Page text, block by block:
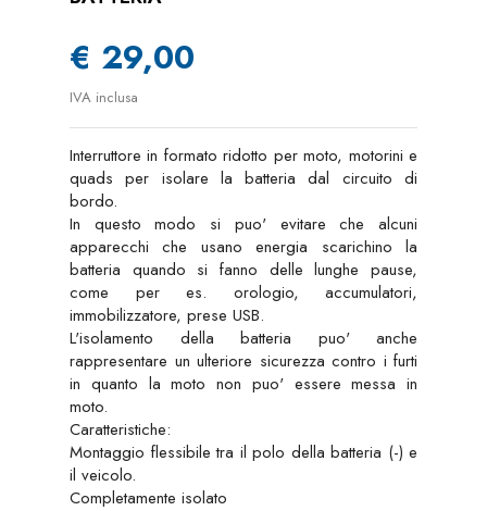
€ 29,00
IVA inclusa
Interruttore in formato ridotto per moto, motorini e
quads per isolare la batteria dal circuito di
bordo.
In questo modo si puo' evitare che alcuni
apparecchi che usano energia scarichino la
batteria quando si fanno delle lunghe pause,
come per es. orologio, accumulatori,
immobilizzatore, prese USB.
L'isolamento della batteria puo' anche
rappresentare un ulteriore sicurezza contro i furti
in quanto la moto non puo' essere messa in
moto.
Caratteristiche:
Montaggio flessibile tra il polo della batteria (-) e
il veicolo.
Completamente isolato